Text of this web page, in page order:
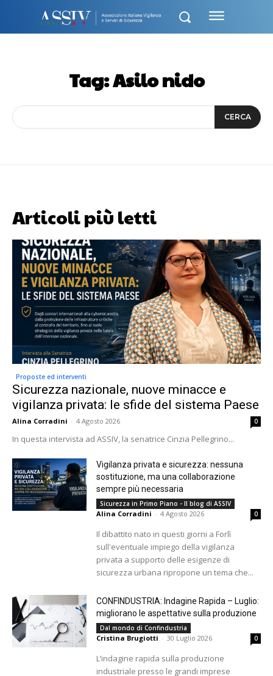
Tag:Asilo nido
CERCA
Articoli più letti
Proposte ed interventi
Sicurezza nazionale, nuove minacce e
vigilanza privata: le sfide del sistema Paese
Alina Corradini - 4 Agosto 2026 0
In questa intervista ad ASSIV, la senatrice Cinzia Pellegrino...
Vigilanza privata e sicurezza: nessuna
sostituzione, ma una collaborazione
sempre più necessaria
Sicurezza in Primo Piano - Il blog di ASSIV
Alina Corradini - 4 Agosto 2026 0
Il dibattito nato in questi giorni a Forlì
sull'eventuale impiego della vigilanza
privata a supporto delle esigenze di
sicurezza urbana ripropone un tema che...
CONFINDUSTRIA: Indagine Rapida – Luglio:
migliorano le aspettative sulla produzione
Dal mondo di Confindustria
Cristina Brugiotti - 30 Luglio 2026 0
L’indagine rapida sulla produzione
industriale presso le grandi imprese